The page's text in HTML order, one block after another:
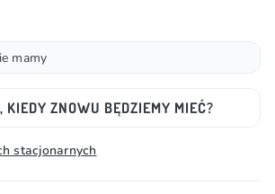
mamy
KIEDY ZNOWU BĘDZIEMY MIEĆ?
stacjonarnych